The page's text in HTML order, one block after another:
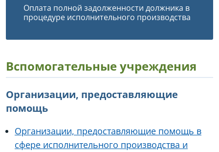
Оплата полной задолженности должника в
процедуре исполнительного производства
Вспомогательные учреждения
Организации, предоставляющие
помощь
Организации, предоставляющие помощь в
сфере исполнительного производства и